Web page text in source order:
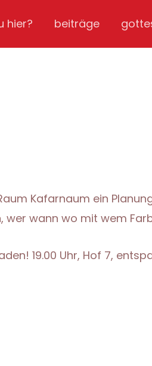
hier? beiträge
Kafarnaum ein
wann wo mit wem
19.00 Uhr, Hof 7,